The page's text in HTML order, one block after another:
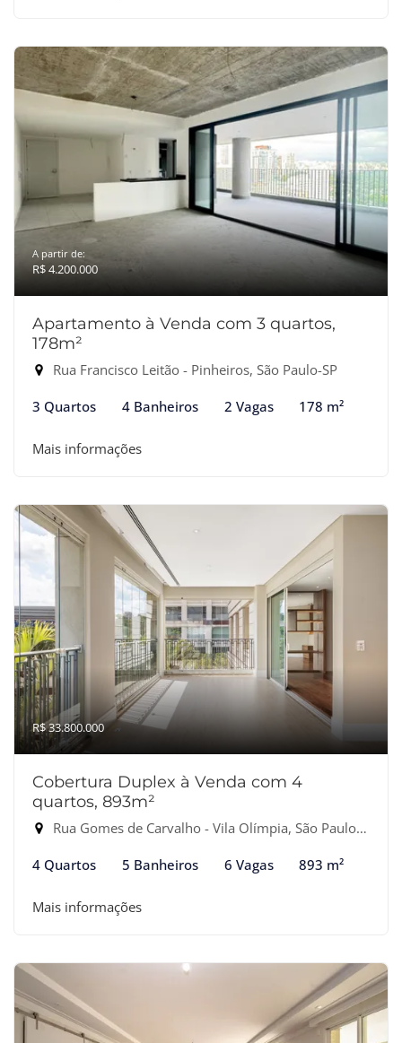
A partir de:
R$ 4.200.000
Apartamento à Venda com 3 quartos,
178m²
Rua Francisco Leitão - Pinheiros, São Paulo-SP
3 Quartos 4 Banheiros 2 Vagas 178 m²
Mais informações
R$ 33.800.000
Cobertura Duplex à Venda com 4
quartos, 893m²
Rua Gomes de Carvalho - Vila Olímpia, São Paulo-SP
4 Quartos 5 Banheiros 6 Vagas 893 m²
Mais informações